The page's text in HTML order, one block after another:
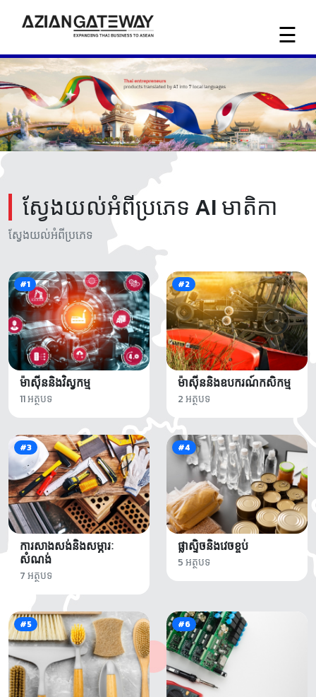
☰
ទំព័រ
ដំបូង
កម្មវិធី
យើង
មាន
ស្វែងយល់អំពីប្រភេទ AI មាតិកា
ស្វែងយល់អំពីប្រភេទ
#1
ម៉ាស៊ីននិងវិស្វកម្ម
11 អត្ថបទ
#2
ម៉ាស៊ីននិងឧបករណ៍កសិកម្ម
2 អត្ថបទ
#3
ការសាងសង់និងសម្ភារៈ
សំណង់
7 អត្ថបទ
#4
ផ្លាស្ទិចនិងវេចខ្ចប់
5 អត្ថបទ
#5 #6